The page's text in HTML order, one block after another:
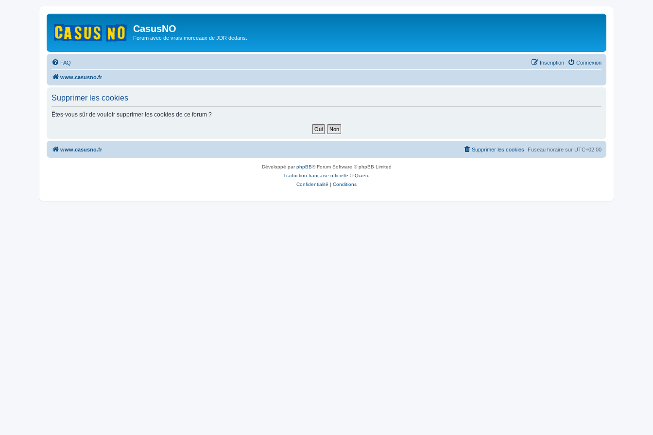
CasusNO
Forum avec de vrais morceaux de JDR dedans.
FAQ Connexion
Inscription
www.casusno.fr
Supprimer les cookies
Êtes-vous sûr de vouloir supprimer les cookies de ce forum ?
www.casusno.fr Fuseau horaire sur UTC+02:00
Supprimer les cookies
Développé parphpBB® Forum Software © phpBB Limited
Traduction française officielle ©Qiaeru
Confidentialité | Conditions